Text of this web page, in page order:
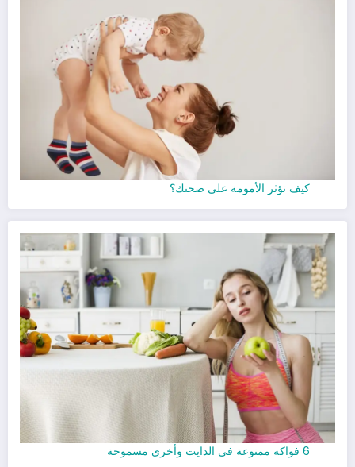
كيف تؤثر الأمومة على صحتك؟
6 فواكه ممنوعة في الدايت وأخرى مسموحة